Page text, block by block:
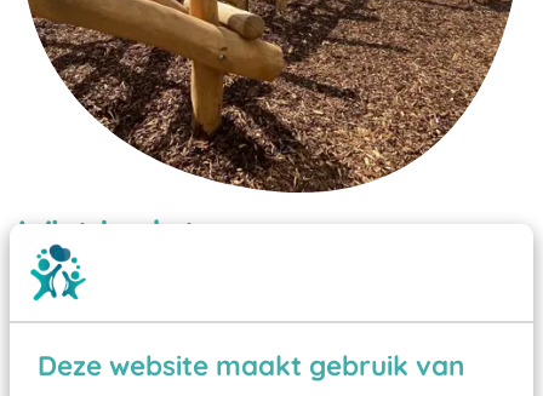
Deze website maakt gebruik van
Wist je dat:
Vanaf een valhoogte van 1,5 meter een speciale
Elk speeltoestel in de openbare ruimte voorzien